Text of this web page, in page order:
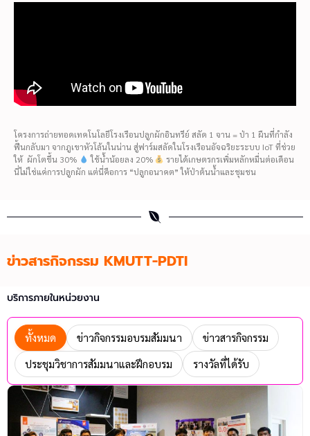
โครงการถ่ายทอดเทคโนโลยีโรงเรือนปลูกผักอินทรีย์ สลัด 1 จาน = ป่า 1 ผืนที่กำลัง
ฟื้นกลับมา จากภูเขาหัวโล้นในน่าน สู่ฟาร์มสลัดในโรงเรือนอัจฉริยะระบบ IoT ที่ช่วย
ให้ ผักโตขึ้น 30%
ใช้น้ำน้อยลง 20%
รายได้เกษตรกรเพิ่มหลักหมื่นต่อเดือน
นี่ไม่ใช่แค่การปลูกผัก แต่นี่คือการ “ปลูกอนาคต” ให้ป่าต้นน้ำและชุมชน
ข่าวสารกิจกรรม KMUTT-PDTI
บริการภายในหน่วยงาน
ทั้งหมด ข่าวกิจกรรมอบรมสัมมนา
ข่าวสารกิจกรรม
ประชุมวิชาการสัมมนาและฝึกอบรม
รางวัลที่ได้รับ